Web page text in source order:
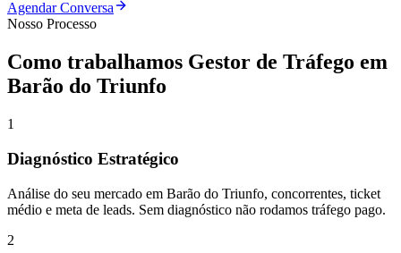
Agendar Conversa
Nosso Processo
Como trabalhamos Gestor de Tráfego em
Barão do Triunfo
1
Diagnóstico Estratégico
Análise do seu mercado em Barão do Triunfo, concorrentes, ticket
médio e meta de leads. Sem diagnóstico não rodamos tráfego pago.
2